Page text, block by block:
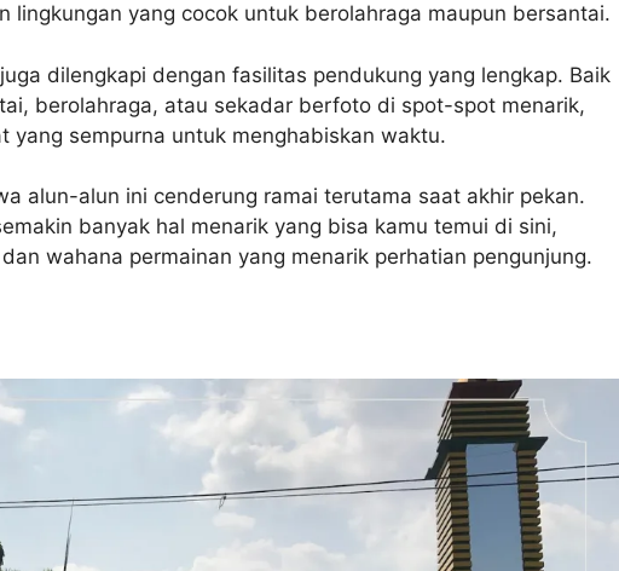
lingkungan yang cocok untuk berolahraga maupun bersantai.
dilengkapi dengan fasilitas pendukung yang lengkap. Baik
berolahraga, atau sekadar berfoto di spot-spot menarik,
yang sempurna untuk menghabiskan waktu.
alun-alun ini cenderung ramai terutama saat akhir pekan.
banyak hal menarik yang bisa kamu temui di sini,
wahana permainan yang menarik perhatian pengunjung.